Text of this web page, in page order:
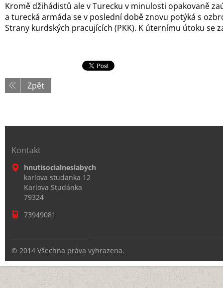
Kromě džihádistů ale v Turecku v minulosti opakovaně
a turecká armáda se v poslední době znovu potýká s
Strany kurdských pracujících (PKK). K úternímu útoku se
Zpět
Kontakt
hnutisocialneslabych
karlova studanka 12
Karlova Studánka
79324
73949081
© 2014 Všechna práva vyhrazena.